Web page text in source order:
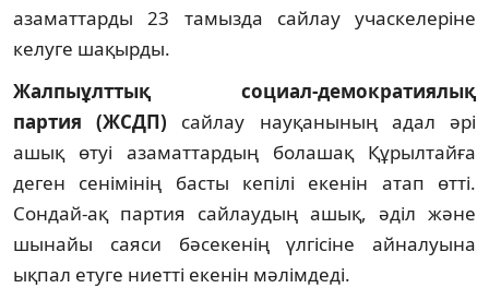
азаматтарды 23 тамызда сайлау учаскелеріне
келуге шақырды.
Жалпыұлттық социал-демократиялық
партия
(ЖСДП) сайлау науқанының адал әрі
ашық өтуі азаматтардың болашақ Құрылтайға
деген сенімінің басты кепілі екенін атап өтті.
Сондай-ақ партия сайлаудың ашық, әділ және
шынайы саяси бәсекенің үлгісіне айналуына
ықпал етуге ниетті екенін мәлімдеді.